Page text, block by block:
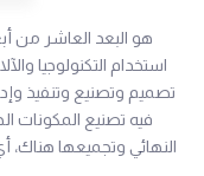
استخدام التكنولوجيا
تصميم وتصنيع وتنفيذ
فيه تصنيع المكونات
النهائي وتجميعها هناك،